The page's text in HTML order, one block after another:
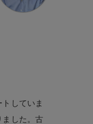
していま
ました。古